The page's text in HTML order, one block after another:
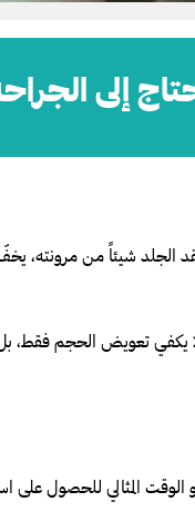
إلى
الجلد شيئاً من مرونته،
لا يكفي تعويض الحجم فقط،